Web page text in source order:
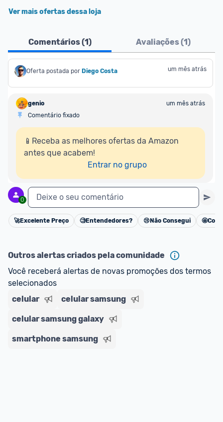
Ver mais ofertas dessa loja
Comentários (1) Avaliações (1)
Oferta postada por Diego Costa um mês atrás
genio
um mês atrás
Comentário fixado
📱Receba as melhores ofertas da Amazon
antes que acabem!
Entrar no grupo
0 Deixe o seu comentário
Cancelar
🚀Excelente Preço 🧐Entendedores? 😢 Não Consegui 🤩
Outros alertas criados pela comunidade
Você receberá alertas de novas promoções dos termos
selecionados
celular
celular samsung
celular samsung galaxy
smartphone samsung